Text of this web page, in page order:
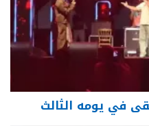
في يومه الثالث